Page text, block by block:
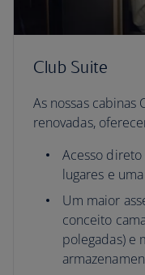
Club Suite
As nossas
renovadas,
Acesso
lugares e
Um maior
conceito
polegadas) e